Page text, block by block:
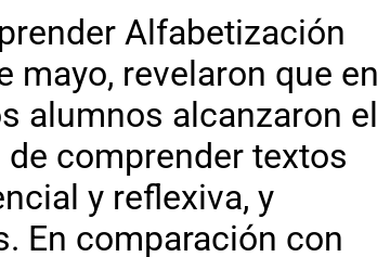
Alfabetización
mayo, revelaron que en
alumnos alcanzaron el
comprender textos
y reflexiva, y
En comparación con